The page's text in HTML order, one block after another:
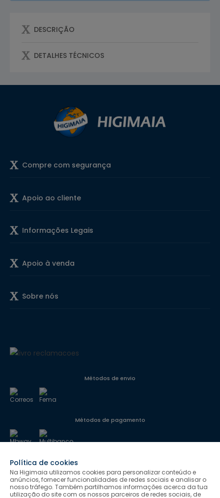
DESCRIÇÃO
DETALHES TÉCNICOS
Compre com segurança
Apoio ao cliente
Informações Legais
Apoio à venda
Sobre nós
Métodos de envio
Métodos de pagamento
Política de cookies
Na Higimaia utilizamos cookies para personalizar conteúdo e
anúncios, fornecer funcionalidades de redes sociais e analisar o
nosso tráfego. Também partilhamos informações acerca da tua
utilização do site com os nossos parceiros de redes sociais, de